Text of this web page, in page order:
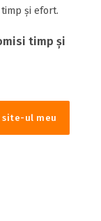
și efort.
timp și
site-ul meu